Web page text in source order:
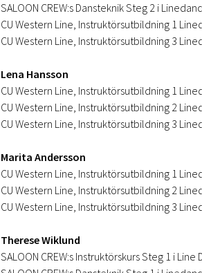
SALOON CREW:s Dansteknik Steg 2 i
CU Western Line, Instruktörsutbildning 1
CU Western Line, Instruktörsutbildning 3
Lena Hansson
CU Western Line, Instruktörsutbildning 1
CU Western Line, Instruktörsutbildning 2
CU Western Line, Instruktörsutbildning 3
Marita Andersson
CU Western Line, Instruktörsutbildning 1
CU Western Line, Instruktörsutbildning 2
CU Western Line, Instruktörsutbildning 3
Therese Wiklund
SALOON CREW:s Instruktörskurs Steg 1 i